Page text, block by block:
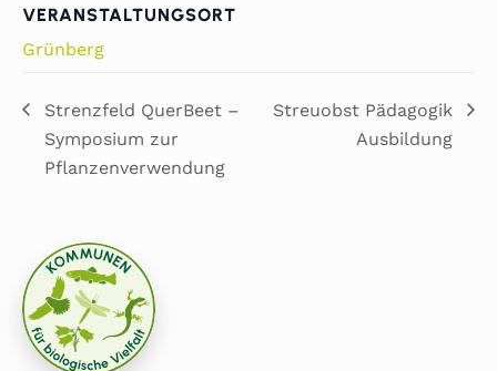
VERANSTALTUNGSORT
Grünberg
Strenzfeld QuerBeet –
Symposium zur
Pflanzenverwendung
Streuobst Pädagogik
Ausbildung